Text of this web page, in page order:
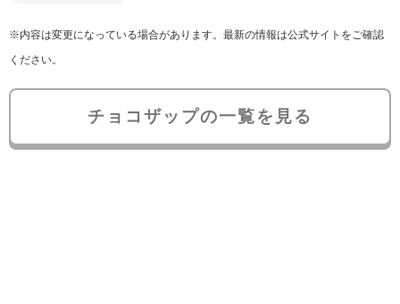
※内容は変更になっている場合があります。最新の情報は公式サイトをご確認
ください。
チョコザップの一覧を見る